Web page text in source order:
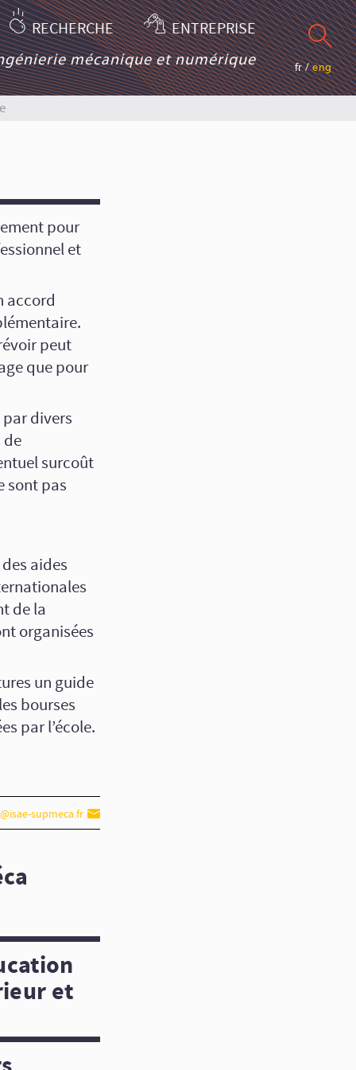
RECHERCHE ENTREPRISE
mécanique et numérique fr/eng
pour
et
accord
peut
que pour
divers
de
surcoût
sont pas
aides
de la
organisées
un guide
bourses
par l’école.
supmeca.fr
et